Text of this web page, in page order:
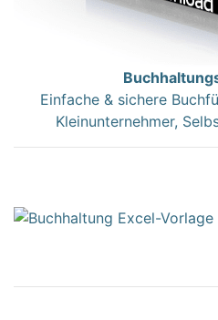
Einfache & sichere
Kleinunternehmer,